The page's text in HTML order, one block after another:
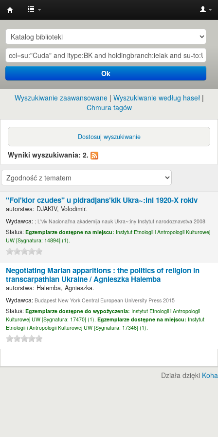
Instytut
Etnologii
i
Antropologii
Kulturowej
UW
Ok
Wyszukiwanie zaawansowane
Wyszukiwanie według haseł
Chmura tagów
Dostosuj wyszukiwanie
Wyniki wyszukiwania: 2.
"Fol'klor czudes" u pidradjans'kik Ukra~:ini 1920-X rokiv
autorstwa: DJAKIV, Volodimir.
Wydawca: ; L'viv Nacional'na akademija nauk Ukra~:iny Instytut narodoznavstva 2008
Status:Egzemplarze dostępne na miejscu: Instytut Etnologii i Antropologii Kulturowej
UW [Sygnatura: 14894] (1).
Negotiating Marian apparitions : the politics of religion in
transcarpathian Ukraine /Agnieszka Halemba
autorstwa: Halemba, Agnieszka.
Wydawca: Budapest New York Central European University Press 2015
Status:Egzemplarze dostępne do wypożyczenia: Instytut Etnologii i Antropologii
Kulturowej UW [Sygnatura: 17470] (1).Egzemplarze dostępne na miejscu: Instytut
Etnologii i Antropologii Kulturowej UW [Sygnatura: 17346] (1).
Działa dzięki Koha